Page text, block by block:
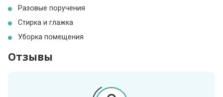
Разовые поручения
Стирка и глажка
Уборка помещения
Отзывы